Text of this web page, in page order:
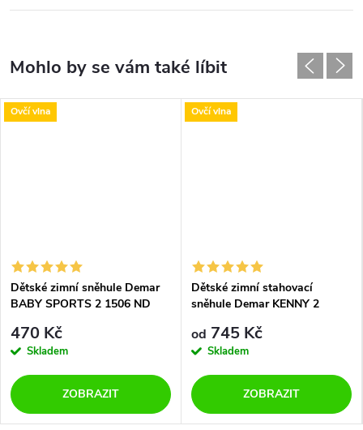
Ovčí vlna
Dětské zimní sněhule Demar
BABY SPORTS 2 1506 ND
470 Kč
Skladem
ZOBRAZIT
Ovčí vlna
Dětské zimní stahovací
sněhule Demar KENNY 2
od 745 Kč
Skladem
ZOBRAZIT